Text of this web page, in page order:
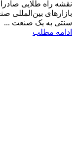
نقشه راه طلایی
بازارهای بین‌المللی
سنتی به یک صنعت ...
ادامه مطلب